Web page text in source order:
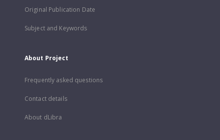
Original Publication Date
Subject and Keywords
About Project
Frequently asked questions
Contact details
About dLibra